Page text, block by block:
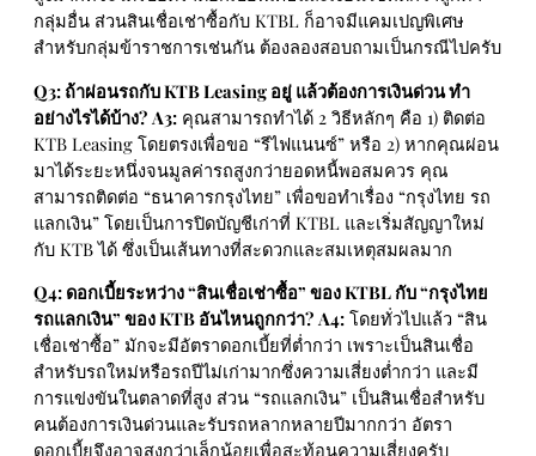
กลุ่มอื่น ส่วนสินเชื่อเช่าซื้อกับ KTBL ก็อาจมีแคมเปญพิเศษ
สำหรับกลุ่มข้าราชการเช่นกัน ต้องลองสอบถามเป็นกรณีไปครับ
Q3: ถ้าผ่อนรถกับ KTB Leasing อยู่ แล้วต้องการเงินด่วน ทำ
อย่างไรได้บ้าง? A3: คุณสามารถทำได้ 2 วิธีหลักๆ คือ 1) ติดต่อ
KTB Leasing โดยตรงเพื่อขอ “รีไฟแนนซ์” หรือ 2) หากคุณผ่อน
มาได้ระยะหนึ่งจนมูลค่ารถสูงกว่ายอดหนี้พอสมควร คุณ
สามารถติดต่อ “ธนาคารกรุงไทย” เพื่อขอทำเรื่อง “กรุงไทย รถ
แลกเงิน” โดยเป็นการปิดบัญชีเก่าที่ KTBL และเริ่มสัญญาใหม่
กับ KTB ได้ ซึ่งเป็นเส้นทางที่สะดวกและสมเหตุสมผลมาก
Q4: ดอกเบี้ยระหว่าง “สินเชื่อเช่าซื้อ” ของ KTBL กับ “กรุงไทย
รถแลกเงิน” ของ KTB อันไหนถูกกว่า? A4: โดยทั่วไปแล้ว “สิน
เชื่อเช่าซื้อ” มักจะมีอัตราดอกเบี้ยที่ต่ำกว่า เพราะเป็นสินเชื่อ
สำหรับรถใหม่หรือรถปีไม่เก่ามากซึ่งความเสี่ยงต่ำกว่า และมี
การแข่งขันในตลาดที่สูง ส่วน “รถแลกเงิน” เป็นสินเชื่อสำหรับ
คนต้องการเงินด่วนและรับรถหลากหลายปีมากกว่า อัตรา
ดอกเบี้ยจึงอาจสูงกว่าเล็กน้อยเพื่อสะท้อนความเสี่ยงครับ